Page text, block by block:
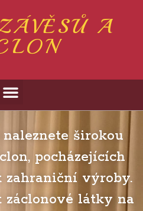
A
širokou
pocházejících
zahraniční výroby.
látky na